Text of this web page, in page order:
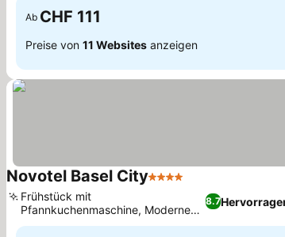
Ab CHF 111
Preise von 11 Websites anzeigen
Novotel Basel City4 Sterne
8.7
Frühstück mit
Pfannkuchenmaschine, Modernes
Fitnesscenter mit TechnoGym